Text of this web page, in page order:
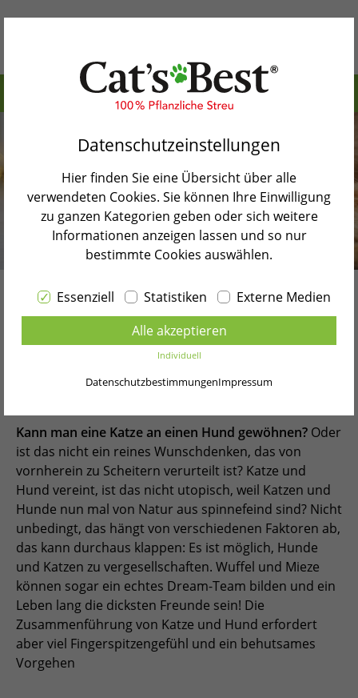
Warum Cat’s Best
Unsere Produkte
Katzenblog
Shopsuche
Sprache wählen
PORTUGUÊS
FRANÇAIS
ITALIANO
POLSKI
ESPAÑOL
PORTUGUÊS BRASIL
简体中文
日本語
Katze an Hund gewöhnen
– so gehst Du am besten
Kann man eine Katze an einen Hund gewöhnen? Oder
ist das nicht ein reines Wunschdenken, das von
vornherein zu Scheitern verurteilt ist? Katze und
Hund vereint, ist das nicht utopisch, weil Katzen und
Hunde nun mal von Natur aus spinnefeind sind? Nicht
unbedingt, das hängt von verschiedenen Faktoren ab,
das kann durchaus klappen: Es ist möglich, Hunde
und Katzen zu vergesellschaften. Wuffel und Mieze
können sogar ein echtes Dream-Team bilden und ein
Leben lang die dicksten Freunde sein! Die
Zusammenführung von Katze und Hund erfordert
aber viel Fingerspitzengefühl und ein behutsames
Vorgehen
Inhaltsverzeichnis>
Hund an Katze gewöhnen – so gehst Du vor
So hältst Du Hund und Katze ein Leben lang
zusammen
Was tun, wenn die Vergesellschaftung nicht
funktioniert?
Wann solltest Du Hund und Katze aneinander
gewöhnen?
Zurück zur Blogübersicht
Datenschutzeinstellungen
Hier finden Sie eine Übersicht über alle
verwendeten Cookies. Sie können Ihre Einwilligung
zu ganzen Kategorien geben oder sich weitere
Informationen anzeigen lassen und so nur
bestimmte Cookies auswählen.
Essenziell Statistiken
Externe Medien
Alle akzeptieren
Individuell
DatenschutzbestimmungenImpressum